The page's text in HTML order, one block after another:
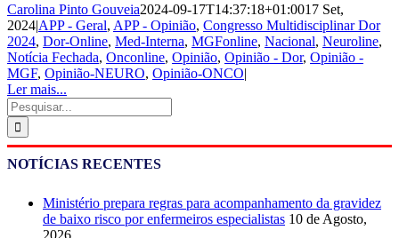
Carolina Pinto Gouveia2024-09-17T14:37:18+01:0017 Set,
2024|APP - Geral, APP - Opinião, Congresso Multidisciplinar Dor
2024, Dor-Online, Med-Interna, MGFonline, Nacional, Neuroline,
Notícia Fechada, Onconline, Opinião, Opinião - Dor, Opinião -
MGF, Opinião-NEURO, Opinião-ONCO|
Ler mais...
Pesquisar
NOTÍCIAS RECENTES
Ministério prepara regras para acompanhamento da gravidez
de baixo risco por enfermeiros especialistas 10 de Agosto,
2026